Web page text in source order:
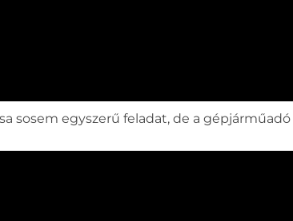
sosem egyszerű feladat, de a